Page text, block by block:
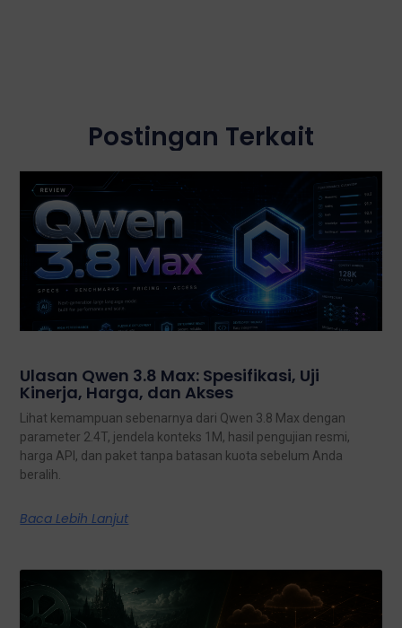
Postingan Terkait
Ulasan Qwen 3.8 Max: Spesifikasi, Uji
Kinerja, Harga, dan Akses
Lihat kemampuan sebenarnya dari Qwen 3.8 Max dengan
parameter 2.4T, jendela konteks 1M, hasil pengujian resmi,
harga API, dan paket tanpa batasan kuota sebelum Anda
beralih.
Baca Lebih Lanjut